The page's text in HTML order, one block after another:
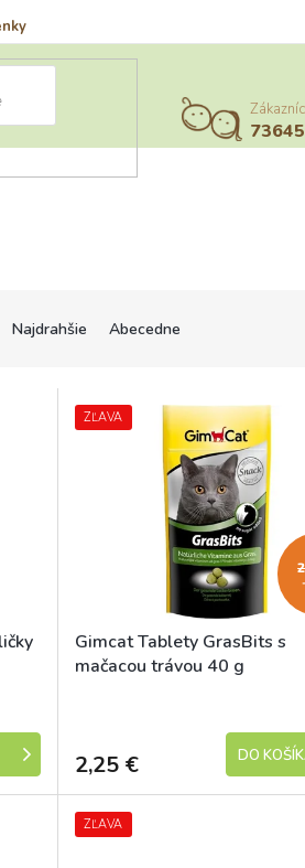
Najdrahšie Abecedne
ZĽAVA
Gimcat Tablety GrasBits s
mačacou trávou 40 g
2,25 € DO
ZĽAVA